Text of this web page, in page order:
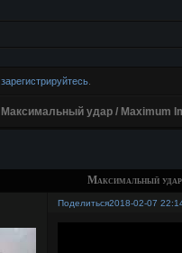
зарегистрируйтесь
Максимальный удар / Maximum
Максимальный
Поделиться2018-02-07